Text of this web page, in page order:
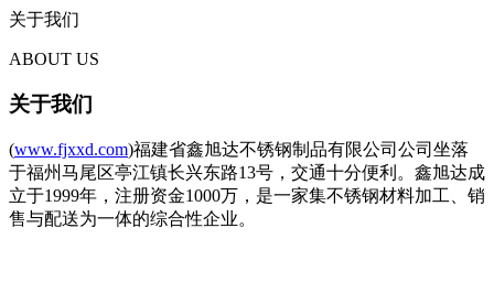
关于我们
ABOUT US
关于我们
(www.fjxxd.com)福建省鑫旭达不锈钢制品有限公司公司坐落
于福州马尾区亭江镇长兴东路13号，交通十分便利。鑫旭达成
立于1999年，注册资金1000万，是一家集不锈钢材料加工、销
售与配送为一体的综合性企业。